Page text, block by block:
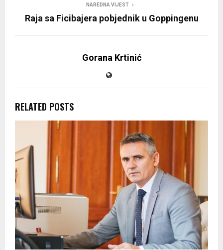
NAREDNA VIJEST
Raja sa Ficibajera pobjednik u Goppingenu
Gorana Krtinić
RELATED POSTS